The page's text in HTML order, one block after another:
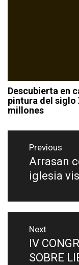
Descubierta en
pintura del siglo
millones
Post
navigation
Previous
Previous
post:
Arrasan
iglesia
Next
Next
post:
IV
SOBRE